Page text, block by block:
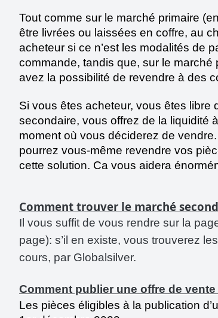
Tout comme sur le marché primaire
être livrées ou laissées en coffre, au
acheteur si ce n’est les modalités de
commande, tandis que, sur le
avez la possibilité de revendre à des
Si vous êtes acheteur, vous êtes libre
secondaire, vous offrez de la liquidité
moment où vous déciderez de
pourrez vous-même revendre vos
cette solution. Ca vous aidera
Comment trouver le marché
Il vous suffit de vous rendre sur la
page): s’il en existe, vous trouverez
cours, par Globalsilver.
Comment publier une offre de
Les pièces éligibles à la publication